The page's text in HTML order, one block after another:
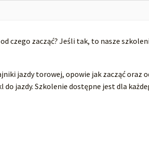
czego zacząć? Jeśli tak, to nasze
jazdy torowej, opowie jak zacząć
jazdy. Szkolenie dostępne jest dla